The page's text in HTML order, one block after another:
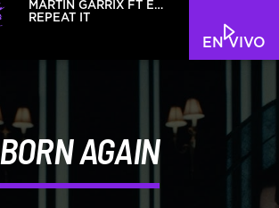
EN VIVO
MARTIN GARRIX FT ED
SHEERAN
REPEAT IT
BORN AGAIN